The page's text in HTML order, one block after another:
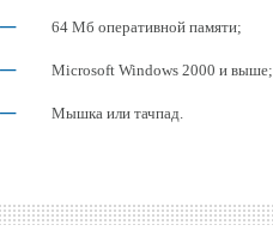
64 Мб оперативной памяти;
Microsoft Windows 2000 и выше;
Мышка или тачпад.